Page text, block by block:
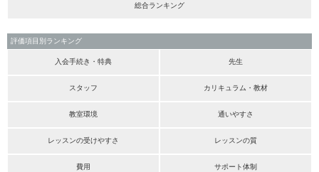
総合ランキング
評価項目別ランキング
入会手続き・特典 先生
スタッフ カリキュラム・教材
教室環境 通いやすさ
レッスンの受けやすさ レッスンの質
費用 サポート体制